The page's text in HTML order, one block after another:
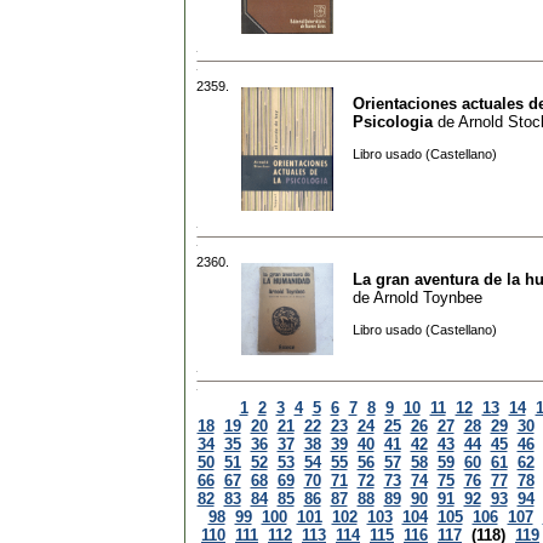
2359.
Orientaciones actuales
Psicologia de Arnold
Libro usado (Castellano)
2360.
La gran aventura de la
de Arnold Toynbee
Libro usado (Castellano)
1 2 3 4 5 6 7 8 9 10 11 12 13 14
18 19 20 21 22 23 24 25 26 27 28 29 30
34 35 36 37 38 39 40 41 42 43 44 45 46
50 51 52 53 54 55 56 57 58 59 60 61 62
66 67 68 69 70 71 72 73 74 75 76 77 78
82 83 84 85 86 87 88 89 90 91 92 93 94
98 99 100 101 102 103 104 105 106 107
110 111 112 113 114 115 116 117 (118) 119